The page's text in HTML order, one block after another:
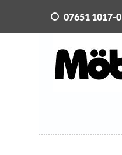
07651 1017-0